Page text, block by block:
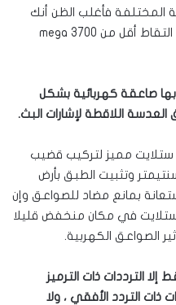
المختلفة فأغلب الظن أنك
تستخدم لاقط بث قديم وذو جودة التقاط أقل من 3700 mega
صاعقة كهربائية بشكل
اللاقطة لإشارات البث.
ستلايت مميز لتركيب قضيب
النحاس ذو عمق يصل إلى 180 سنتيمتر وتثبيت الطبق بأرض
بمانع مضاد للصواعق وإن
في مكان منخفض قليلا
الكهربية.
الترددات ذات الترميز
ذات التردد الأفقي ، ولا